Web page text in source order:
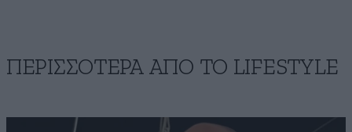
ΠΕΡΙΣΣΟΤΕΡΑ ΑΠΟ ΤΟ LIFESTYLE